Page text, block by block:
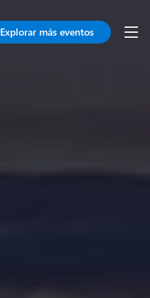
Explorar más eventos